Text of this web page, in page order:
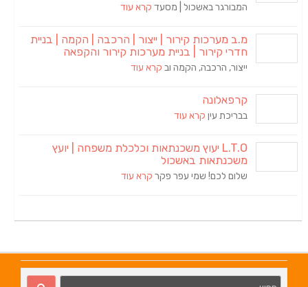
באשכול | מסעדקרא עוד
קירור | ייצור | הרכבה | הקמה | בניית
| בניית מערכות קירור והקפאה
קרא עוד
L.T.O יעוץ משכנתאות וכלכלת משפחה | יועץ
באשכול
שמי עפר פקרקרא עוד